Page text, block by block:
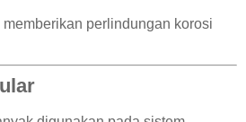
perlindungan korosi